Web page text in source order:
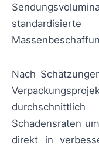
Nach
Schadensraten
direkt in